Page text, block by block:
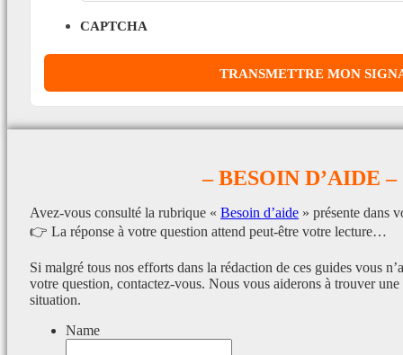
CAPTCHA
– BESOIN D’AIDE –
Avez-vous consulté la rubrique « Besoin d’aide » présente dans
👉 La réponse à votre question attend peut-être votre lecture…
Si malgré tous nos efforts dans la rédaction de ces guides vous
votre question, contactez-vous. Nous vous aiderons à trouver
situation.
Name